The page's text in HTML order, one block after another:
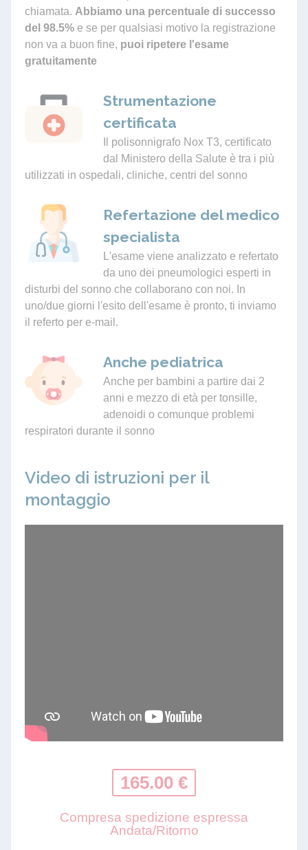
chiamata. Abbiamo una percentuale di successo
del 98.5% e se per qualsiasi motivo la registrazione
non va a buon fine, puoi ripetere l'esame
gratuitamente
Strumentazione
certificata
Il polisonnigrafo Nox T3, certificato
dal Ministero della Salute è tra i più
utilizzati in ospedali, cliniche, centri del sonno
Refertazione del medico
specialista
L'esame viene analizzato e refertato
da uno dei pneumologici esperti in
disturbi del sonno che collaborano con noi. In
uno/due giorni l'esito dell'esame è pronto, ti inviamo
il referto per e-mail.
Anche pediatrica
Anche per bambini a partire dai 2
anni e mezzo di età per tonsille,
adenoidi o comunque problemi
respiratori durante il sonno
Video di istruzioni per il
montaggio
165.00 €
Compresa spedizione espressa
Andata/Ritorno